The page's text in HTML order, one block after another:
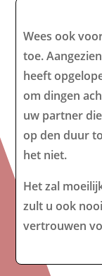
Wees ook
toe.
heeft
om dingen
uw partner
op den duur
het niet.
Het zal
zult u ook
vertrouwen